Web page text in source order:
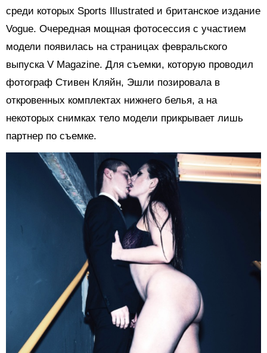
среди которых Sports Illustrated и британское издание
Vogue. Очередная мощная фотосессия с участием
модели появилась на страницах февральского
выпуска V Magazine. Для съемки, которую проводил
фотограф Стивен Кляйн, Эшли позировала в
откровенных комплектах нижнего белья, а на
некоторых снимках тело модели прикрывает лишь
партнер по съемке.